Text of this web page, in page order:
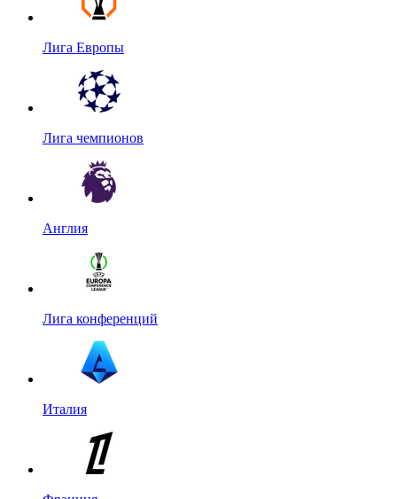
Лига Европы
Лига чемпионов
Англия
Лига конференций
Италия